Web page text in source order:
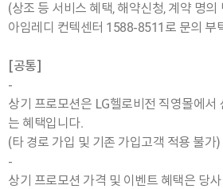
(상조 등 서비스 혜택, 해약신청, 계약 명의
아임레디 컨텍센터 1588-8511로 문의 부
[공통]
-
상기 프로모션은 LG헬로비전 직영몰에서
는 혜택입니다.
(타 경로 가입 및 기존 가입고객 적용 불가)
-
상기 프로모션 가격 및 이벤트 혜택은 당